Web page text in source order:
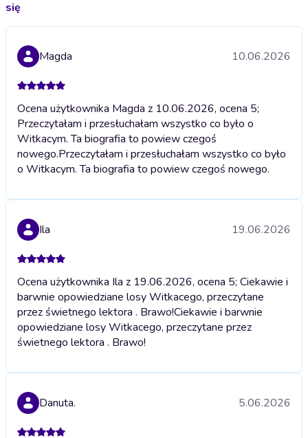
się
Magda 10.06.2026
Ocena użytkownika Magda z 10.06.2026, ocena 5;
Przeczytałam i przesłuchałam wszystko co było o
Witkacym. Ta biografia to powiew czegoś
nowego.Przeczytałam i przesłuchałam wszystko co było
o Witkacym. Ta biografia to powiew czegoś nowego.
Ila 19.06.2026
Ocena użytkownika Ila z 19.06.2026, ocena 5; Ciekawie i
barwnie opowiedziane losy Witkacego, przeczytane
przez świetnego lektora . Brawo!Ciekawie i barwnie
opowiedziane losy Witkacego, przeczytane przez
świetnego lektora . Brawo!
Danuta. 5.06.2026